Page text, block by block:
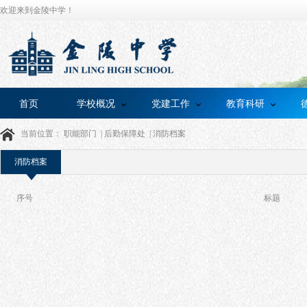
欢迎来到金陵中学！
首页 学校概况 党建工作 教育科研
当前位置： 职能部门 后勤保障处 消防档案
消防档案
序号 标题